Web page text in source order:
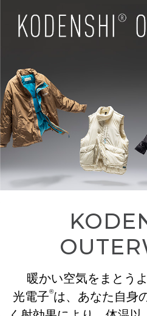
暖かい空気をまとう
光電子®は、あなた自身